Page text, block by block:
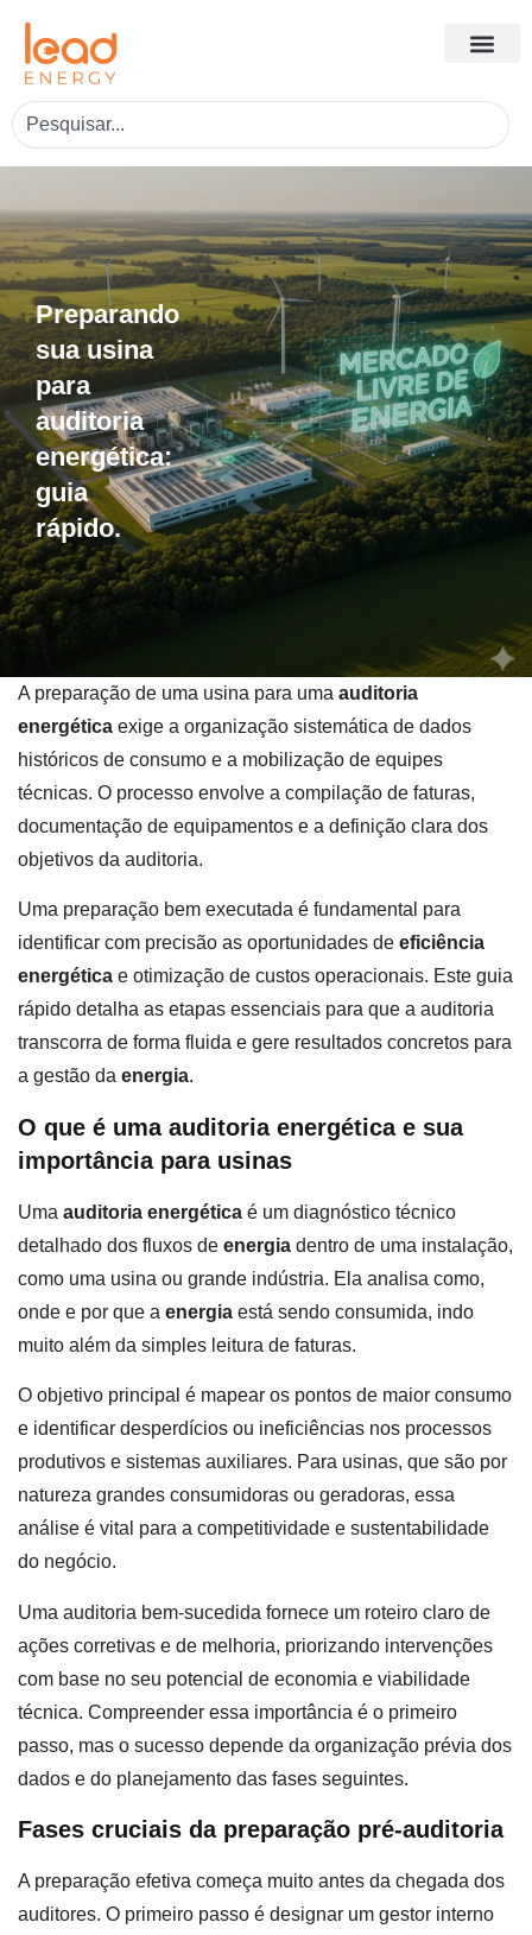
Preparando
sua usina
para
auditoria
energética:
guia
rápido.
A preparação de uma usina para uma auditoria
energética exige a organização sistemática de dados
históricos de consumo e a mobilização de equipes
técnicas. O processo envolve a compilação de faturas,
documentação de equipamentos e a definição clara dos
objetivos da auditoria.
Uma preparação bem executada é fundamental para
identificar com precisão as oportunidades de eficiência
energética e otimização de custos operacionais. Este guia
rápido detalha as etapas essenciais para que a auditoria
transcorra de forma fluida e gere resultados concretos para
a gestão da energia.
O que é uma auditoria energética e sua
importância para usinas
Uma auditoria energética é um diagnóstico técnico
detalhado dos fluxos de energia dentro de uma instalação,
como uma usina ou grande indústria. Ela analisa como,
onde e por que a energia está sendo consumida, indo
muito além da simples leitura de faturas.
O objetivo principal é mapear os pontos de maior consumo
e identificar desperdícios ou ineficiências nos processos
produtivos e sistemas auxiliares. Para usinas, que são por
natureza grandes consumidoras ou geradoras, essa
análise é vital para a competitividade e sustentabilidade
do negócio.
Uma auditoria bem-sucedida fornece um roteiro claro de
ações corretivas e de melhoria, priorizando intervenções
com base no seu potencial de economia e viabilidade
técnica. Compreender essa importância é o primeiro
passo, mas o sucesso depende da organização prévia dos
dados e do planejamento das fases seguintes.
Fases cruciais da preparação pré-auditoria
A preparação efetiva começa muito antes da chegada dos
auditores. O primeiro passo é designar um gestor interno